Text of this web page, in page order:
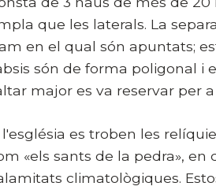
que les laterals. La
en el qual són apuntats;
són de forma poligonal i
major es va reservar per
l'església es troben les
«els sants de la pedra»,
climatològiques.